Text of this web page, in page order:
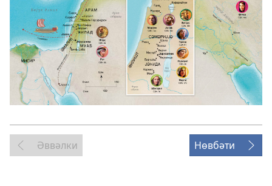
Әввәлки Нөвбәти